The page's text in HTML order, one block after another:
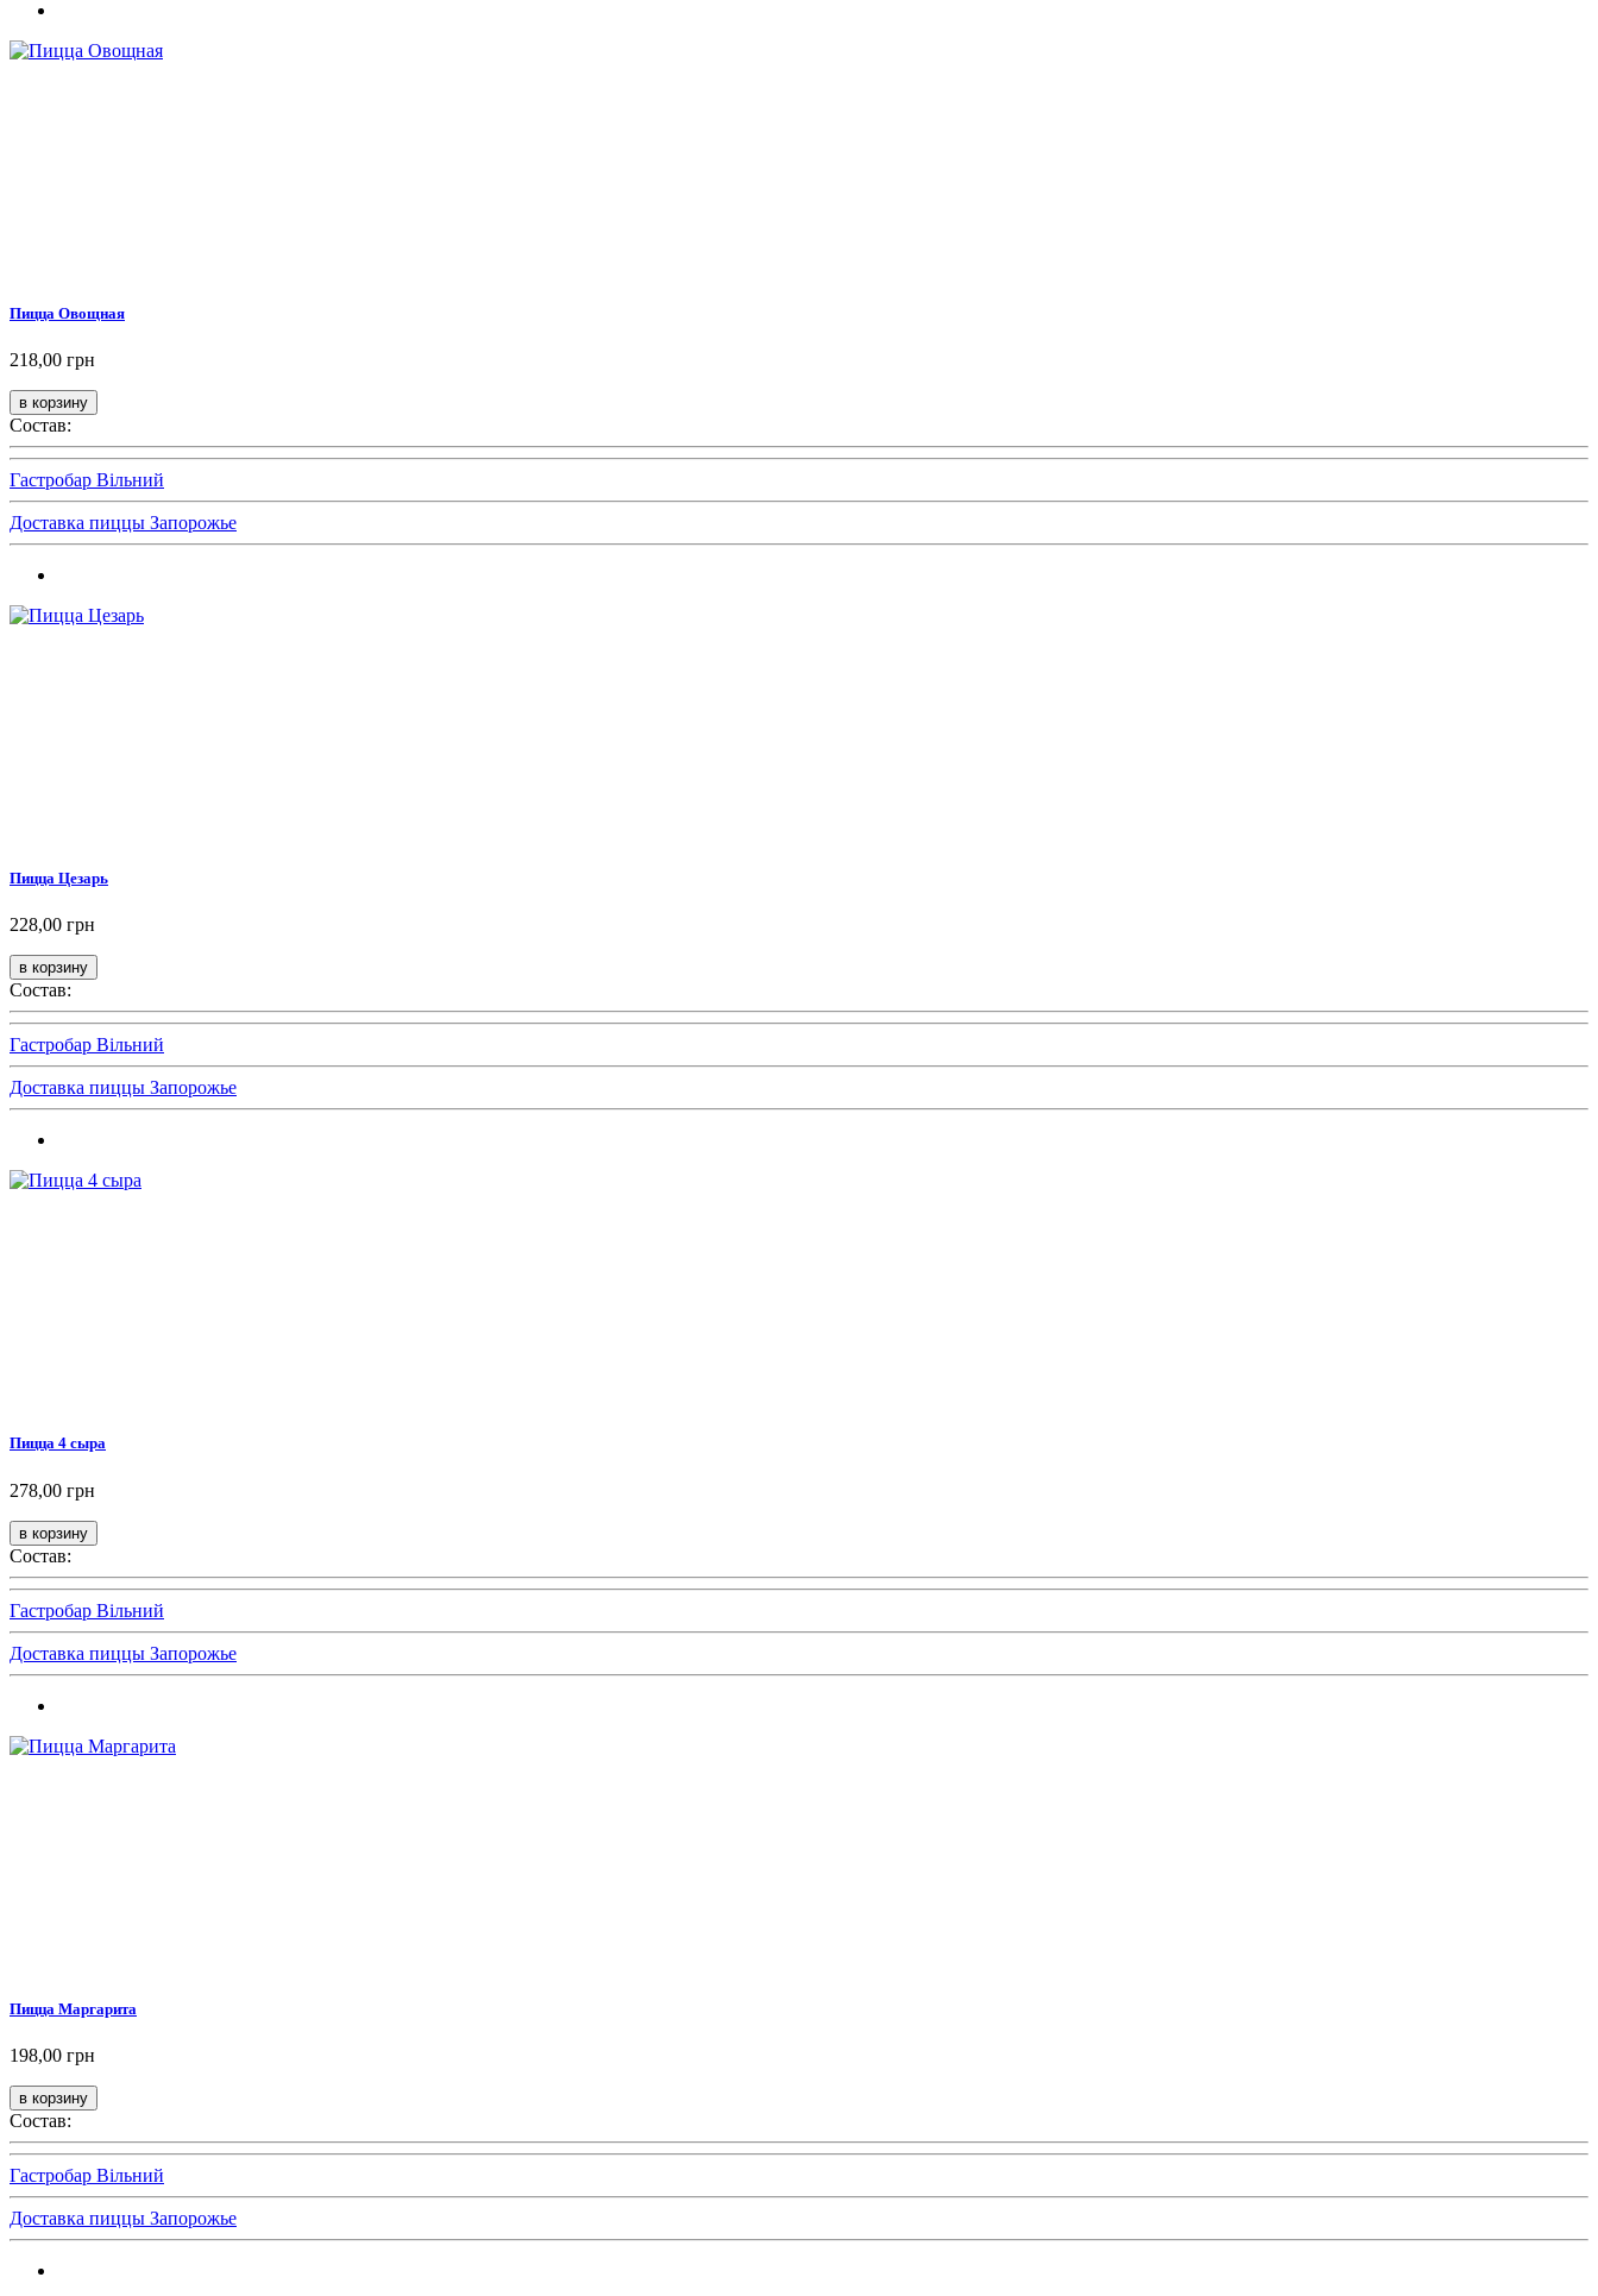
Пицца Овощная
218,00 грн
Состав:
Гастробар Вільний
Доставка пиццы Запорожье
Пицца Цезарь
228,00 грн
Состав:
Гастробар Вільний
Доставка пиццы Запорожье
Пицца 4 сыра
278,00 грн
Состав:
Гастробар Вільний
Доставка пиццы Запорожье
Пицца Маргарита
198,00 грн
Состав:
Гастробар Вільний
Доставка пиццы Запорожье